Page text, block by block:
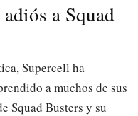
a Squad
Supercell ha
a muchos de sus
Squad Busters y su